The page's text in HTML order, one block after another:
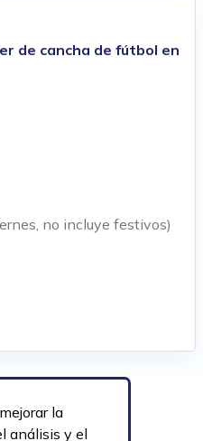
la
análisis y el
de cancha de fútbol en
no incluye festivos)